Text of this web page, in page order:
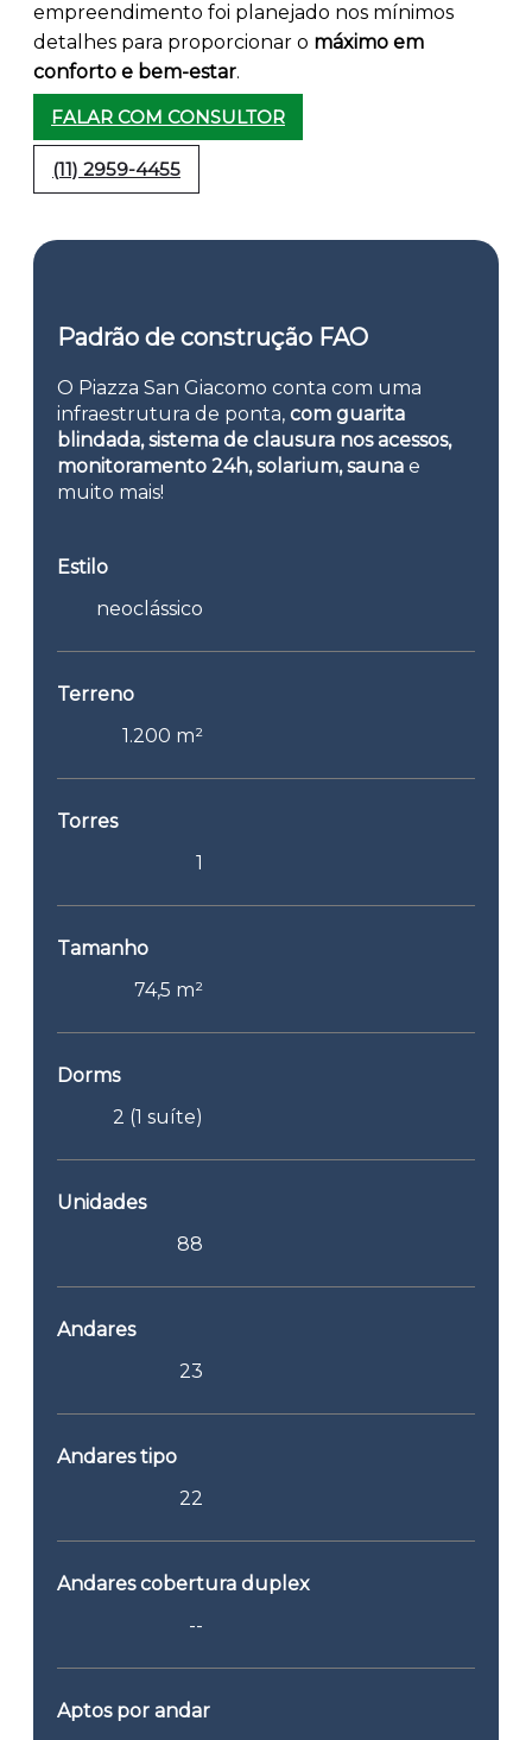
empreendimento foi planejado nos mínimos
detalhes para proporcionar o máximo em
conforto e bem-estar.
FALAR COM CONSULTOR
(11) 2959-4455
Padrão de construção FAO
O Piazza San Giacomo conta com uma
infraestrutura de ponta, com guarita
blindada, sistema de clausura nos acessos,
monitoramento 24h, solarium, sauna e
muito mais!
Estilo
neoclássico
Terreno
1.200 m²
Torres
1
Tamanho
74,5 m²
Dorms
2 (1 suíte)
Unidades
88
Andares
23
Andares tipo
22
Andares cobertura duplex
--
Aptos por andar